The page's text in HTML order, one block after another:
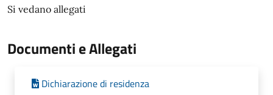
Si vedano allegati
Documenti e Allegati
Dichiarazione di residenza